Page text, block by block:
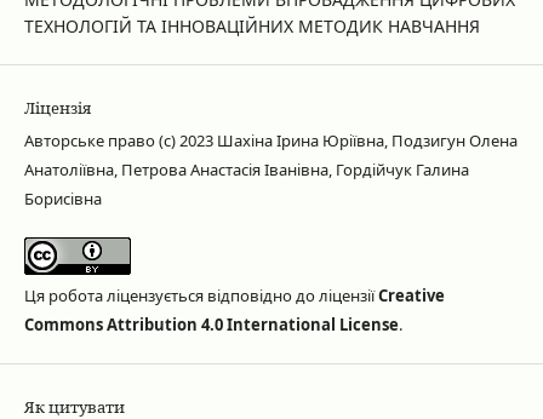
ТЕХНОЛОГІЙ ТА ІННОВАЦІЙНИХ МЕТОДИК НАВЧАННЯ
Ліцензія
Авторське право (c) 2023 Шахіна Ірина Юріївна, Подзигун Олена
Анатоліївна, Петрова Анастасія Іванівна, Гордійчук Галина
Борисівна
Ця робота ліцензується відповідно до ліцензіїCreative
Commons Attribution 4.0 International License.
Як цитувати